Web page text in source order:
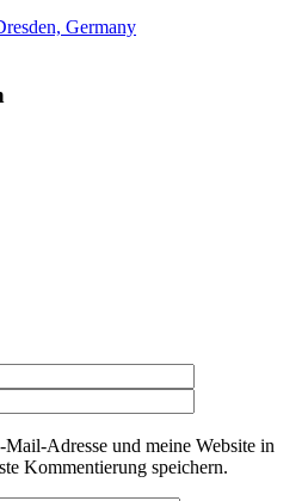
Germany
Adresse und meine Website in
Kommentierung speichern.